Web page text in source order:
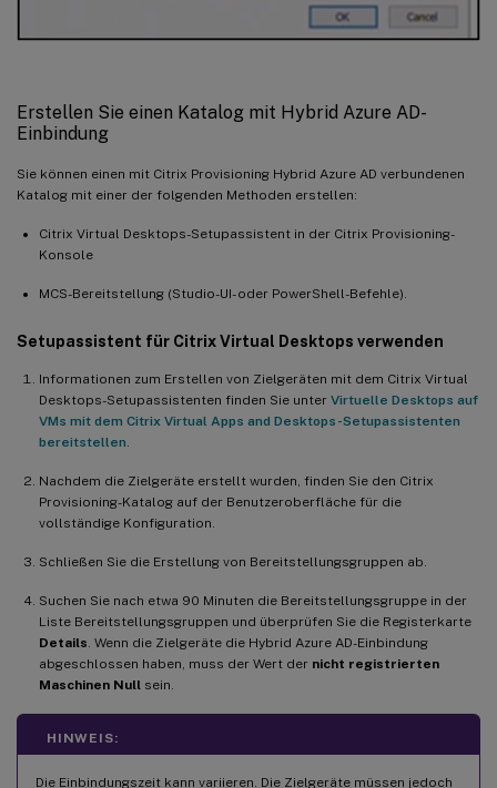
Erstellen Sie einen Katalog mit Hybrid Azure AD-
Einbindung
Sie können einen mit Citrix Provisioning Hybrid Azure AD verbundenen
Katalog mit einer der folgenden Methoden erstellen:
Citrix Virtual Desktops-Setupassistent in der Citrix Provisioning-
Konsole
MCS-Bereitstellung (Studio-UI- oder PowerShell-Befehle).
Setupassistent für Citrix Virtual Desktops verwenden
Informationen zum Erstellen von Zielgeräten mit dem Citrix Virtual
Desktops-Setupassistenten finden Sie unter Virtuelle Desktops auf
VMs mit dem Citrix Virtual Apps and Desktops-Setupassistenten
bereitstellen.
Nachdem die Zielgeräte erstellt wurden, finden Sie den Citrix
Provisioning-Katalog auf der Benutzeroberfläche für die
vollständige Konfiguration.
Schließen Sie die Erstellung von Bereitstellungsgruppen ab.
Suchen Sie nach etwa 90 Minuten die Bereitstellungsgruppe in der
Liste Bereitstellungsgruppen und überprüfen Sie die Registerkarte
Details. Wenn die Zielgeräte die Hybrid Azure AD-Einbindung
abgeschlossen haben, muss der Wert der nicht registrierten
Maschinen Null sein.
HINWEIS:
Die Einbindungszeit kann variieren. Die Zielgeräte müssen jedoch